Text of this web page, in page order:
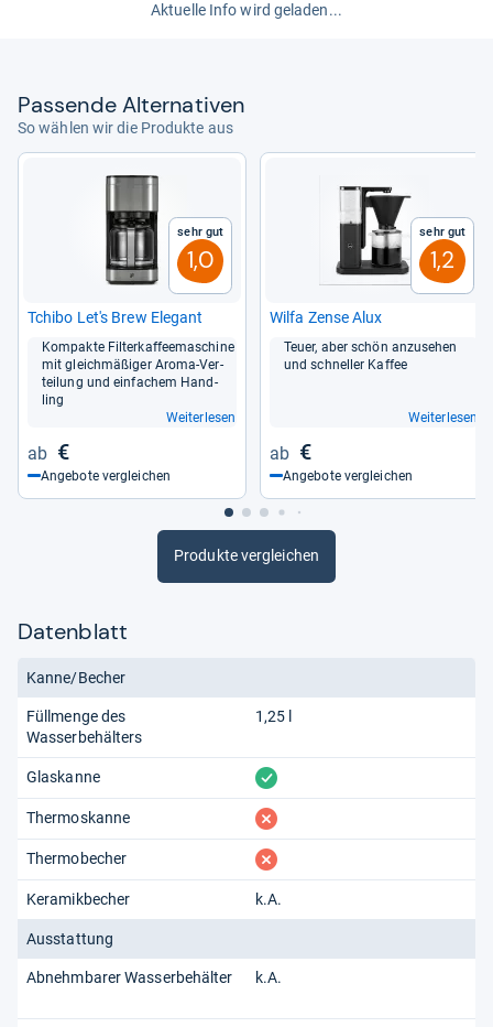
Aktuelle Info wird geladen...
Pas­sende Alter­na­ti­ven
So wählen wir die Produkte aus
Sehr gut
1,0
Tchibo Let's Brew Ele­gant
Kom­pakte Fil­ter­kaf­fee­ma­schine
mit gleich­mä­ßi­ger Aroma-​Ver­
tei­lung und ein­fa­chem Hand­
ling
Weiterlesen
€
Angebote vergleichen
Sehr gut
1,2
Wilfa Zense Alux
Teuer, aber schön anzu­se­hen
und schnel­ler Kaf­fee
Weiterlesen
€
Angebote vergleichen
Produkte vergleichen
Datenblatt
Kanne/Becher
Füllmenge des
Wasserbehälters
1,25 l
Glaskanne vorhanden
Thermoskanne fehlt
Thermobecher fehlt
Keramikbecher k.A.
Ausstattung
Abnehmbarer Wasserbehälter k.A.